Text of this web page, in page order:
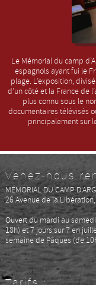
Le Mémorial du camp
espagnols ayant fui le
plage. L’exposition,
d’un côté et la France de
plus connu sous le
documentaires télévisés
principalement sur
Venez-nous
MÉMORIAL DU CAMP
26 Avenue de la
Ouvert du mardi au
18h)et 7 jours sur 7 en
semaine de Pâques (de
Tarifs :